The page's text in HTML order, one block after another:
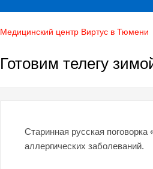
Медицинский центр Виртус в Тюмени
Готовим телегу
Старинная русская
аллергических заболеваний.